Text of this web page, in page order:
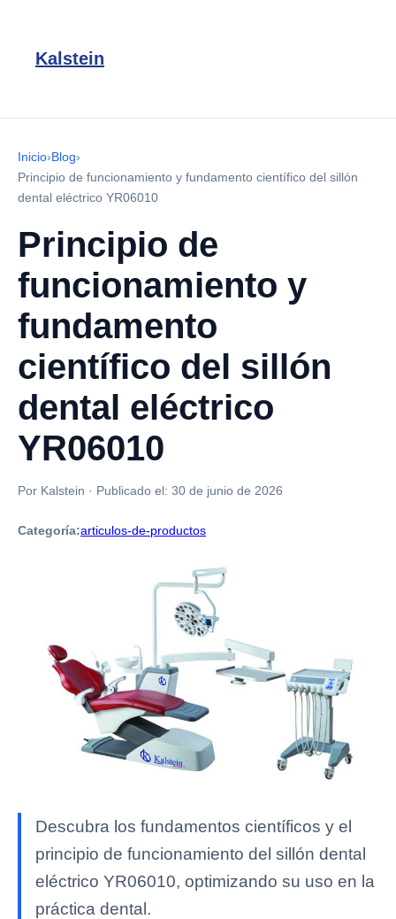
Kalstein
Inicio›Blog›
Principio de funcionamiento y fundamento científico del sillón
dental eléctrico YR06010
Principio de
funcionamiento y
fundamento
científico del sillón
dental eléctrico
YR06010
Por Kalstein · Publicado el: 30 de junio de 2026
Categoría:articulos-de-productos
Descubra los fundamentos científicos y el
principio de funcionamiento del sillón dental
eléctrico YR06010, optimizando su uso en la
práctica dental.